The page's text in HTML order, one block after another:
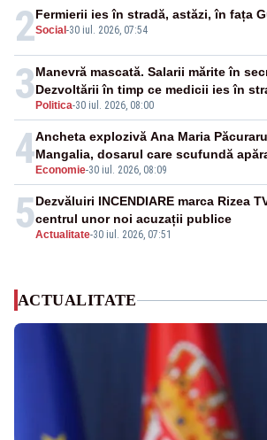
2Social -30 iul. 2026, 07:54
Fermierii ies în stradă, astăzi, în fața
3 Politica-30 iul. 2026, 08:00
Manevră mascată. Salarii mărite în
Dezvoltării în timp ce medicii ies în
4 Economie-30 iul. 2026, 08:09
Ancheta explozivă Ana Maria
Mangalia, dosarul care scufundă
5Actualitate-30 iul. 2026, 07:51
Dezvăluiri INCENDIARE marca Rizea
centrul unor noi acuzații publice
ACTUALITATE